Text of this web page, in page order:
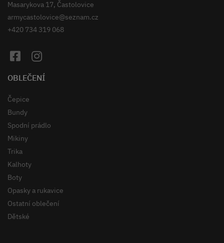
Masarykova 17, Častolovice
armycastolovice@seznam.cz
+420 734 319 068
OBLEČENÍ
Čepice
Bundy
Spodní prádlo
Mikiny
Trika
Kalhoty
Boty
Opasky a rukavice
Ostatní oblečení
Dětské